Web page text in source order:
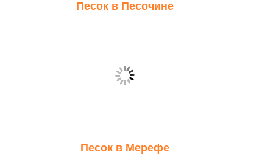
Песок в Песочине
Песок в Мерефе